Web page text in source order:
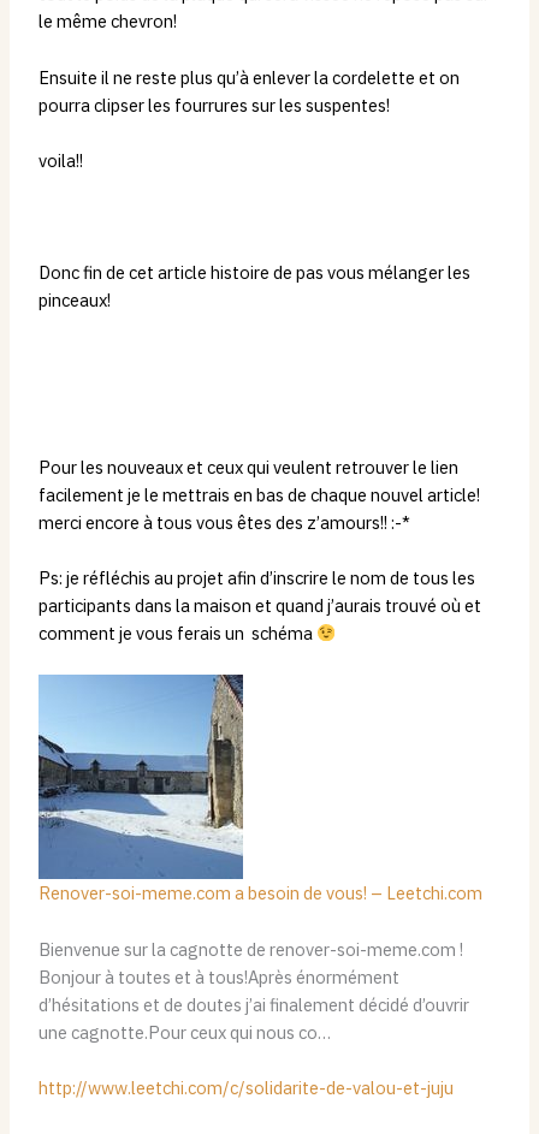
le même chevron!
Ensuite il ne reste plus qu’à enlever la cordelette et on
pourra clipser les fourrures sur les suspentes!
voila!!
Donc fin de cet article histoire de pas vous mélanger les
pinceaux!
Pour les nouveaux et ceux qui veulent retrouver le lien
facilement je le mettrais en bas de chaque nouvel article!
merci encore à tous vous êtes des z’amours!! :-*
Ps: je réfléchis au projet afin d’inscrire le nom de tous les
participants dans la maison et quand j’aurais trouvé où et
comment je vous ferais un schéma
Renover-soi-meme.com a besoin de vous! – Leetchi.com
Bienvenue sur la cagnotte de renover-soi-meme.com !
Bonjour à toutes et à tous!Après énormément
d’hésitations et de doutes j’ai finalement décidé d’ouvrir
une cagnotte.Pour ceux qui nous co…
http://www.leetchi.com/c/solidarite-de-valou-et-juju